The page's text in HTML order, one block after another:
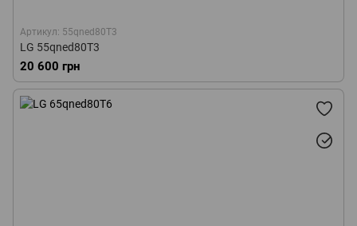
Артикул: 55qned80T3
LG 55qned80T3
20 600 грн